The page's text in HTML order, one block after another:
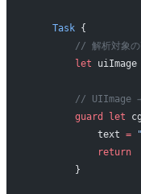
    Task
{
// 解析対象の
        let
uiImage
// UIImage →
        guard
let
            text
= "
            return
        }